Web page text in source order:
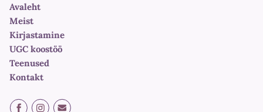
Avaleht
Meist
Kirjastamine
UGC koostöö
Teenused
Kontakt